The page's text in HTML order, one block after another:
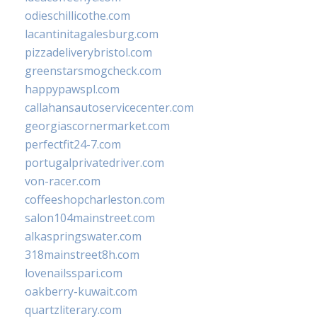
odieschillicothe.com
lacantinitagalesburg.com
pizzadeliverybristol.com
greenstarsmogcheck.com
happypawspl.com
callahansautoservicecenter.com
georgiascornermarket.com
perfectfit24-7.com
portugalprivatedriver.com
von-racer.com
coffeeshopcharleston.com
salon104mainstreet.com
alkaspringswater.com
318mainstreet8h.com
lovenailsspari.com
oakberry-kuwait.com
quartzliterary.com